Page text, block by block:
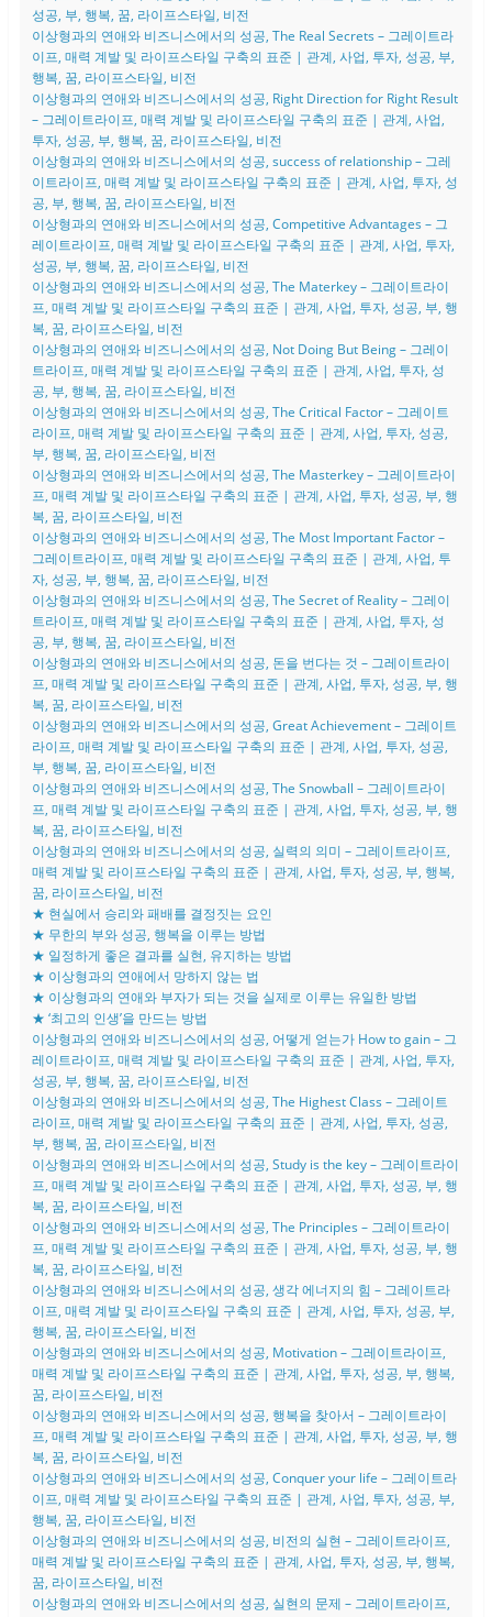
성공, 부, 행복, 꿈, 라이프스타일, 비전
이상형과의 연애와 비즈니스에서의 성공, The Real Secrets – 그레이트라
이프, 매력 계발 및 라이프스타일 구축의 표준 | 관계, 사업, 투자, 성공, 부,
행복, 꿈, 라이프스타일, 비전
이상형과의 연애와 비즈니스에서의 성공, Right Direction for Right Result
– 그레이트라이프, 매력 계발 및 라이프스타일 구축의 표준 | 관계, 사업,
투자, 성공, 부, 행복, 꿈, 라이프스타일, 비전
이상형과의 연애와 비즈니스에서의 성공, success of relationship – 그레
이트라이프, 매력 계발 및 라이프스타일 구축의 표준 | 관계, 사업, 투자, 성
공, 부, 행복, 꿈, 라이프스타일, 비전
이상형과의 연애와 비즈니스에서의 성공, Competitive Advantages – 그
레이트라이프, 매력 계발 및 라이프스타일 구축의 표준 | 관계, 사업, 투자,
성공, 부, 행복, 꿈, 라이프스타일, 비전
이상형과의 연애와 비즈니스에서의 성공, The Materkey – 그레이트라이
프, 매력 계발 및 라이프스타일 구축의 표준 | 관계, 사업, 투자, 성공, 부, 행
복, 꿈, 라이프스타일, 비전
이상형과의 연애와 비즈니스에서의 성공, Not Doing But Being – 그레이
트라이프, 매력 계발 및 라이프스타일 구축의 표준 | 관계, 사업, 투자, 성
공, 부, 행복, 꿈, 라이프스타일, 비전
이상형과의 연애와 비즈니스에서의 성공, The Critical Factor – 그레이트
라이프, 매력 계발 및 라이프스타일 구축의 표준 | 관계, 사업, 투자, 성공,
부, 행복, 꿈, 라이프스타일, 비전
이상형과의 연애와 비즈니스에서의 성공, The Masterkey – 그레이트라이
프, 매력 계발 및 라이프스타일 구축의 표준 | 관계, 사업, 투자, 성공, 부, 행
복, 꿈, 라이프스타일, 비전
이상형과의 연애와 비즈니스에서의 성공, The Most Important Factor –
그레이트라이프, 매력 계발 및 라이프스타일 구축의 표준 | 관계, 사업, 투
자, 성공, 부, 행복, 꿈, 라이프스타일, 비전
이상형과의 연애와 비즈니스에서의 성공, The Secret of Reality – 그레이
트라이프, 매력 계발 및 라이프스타일 구축의 표준 | 관계, 사업, 투자, 성
공, 부, 행복, 꿈, 라이프스타일, 비전
이상형과의 연애와 비즈니스에서의 성공, 돈을 번다는 것 – 그레이트라이
프, 매력 계발 및 라이프스타일 구축의 표준 | 관계, 사업, 투자, 성공, 부, 행
복, 꿈, 라이프스타일, 비전
이상형과의 연애와 비즈니스에서의 성공, Great Achievement – 그레이트
라이프, 매력 계발 및 라이프스타일 구축의 표준 | 관계, 사업, 투자, 성공,
부, 행복, 꿈, 라이프스타일, 비전
이상형과의 연애와 비즈니스에서의 성공, The Snowball – 그레이트라이
프, 매력 계발 및 라이프스타일 구축의 표준 | 관계, 사업, 투자, 성공, 부, 행
복, 꿈, 라이프스타일, 비전
이상형과의 연애와 비즈니스에서의 성공, 실력의 의미 – 그레이트라이프,
매력 계발 및 라이프스타일 구축의 표준 | 관계, 사업, 투자, 성공, 부, 행복,
꿈, 라이프스타일, 비전
★ 현실에서 승리와 패배를 결정짓는 요인
★ 무한의 부와 성공, 행복을 이루는 방법
★ 일정하게 좋은 결과를 실현, 유지하는 방법
★ 이상형과의 연애에서 망하지 않는 법
★ 이상형과의 연애와 부자가 되는 것을 실제로 이루는 유일한 방법
★ ‘최고의 인생’을 만드는 방법
이상형과의 연애와 비즈니스에서의 성공, 어떻게 얻는가 How to gain – 그
레이트라이프, 매력 계발 및 라이프스타일 구축의 표준 | 관계, 사업, 투자,
성공, 부, 행복, 꿈, 라이프스타일, 비전
이상형과의 연애와 비즈니스에서의 성공, The Highest Class – 그레이트
라이프, 매력 계발 및 라이프스타일 구축의 표준 | 관계, 사업, 투자, 성공,
부, 행복, 꿈, 라이프스타일, 비전
이상형과의 연애와 비즈니스에서의 성공, Study is the key – 그레이트라이
프, 매력 계발 및 라이프스타일 구축의 표준 | 관계, 사업, 투자, 성공, 부, 행
복, 꿈, 라이프스타일, 비전
이상형과의 연애와 비즈니스에서의 성공, The Principles – 그레이트라이
프, 매력 계발 및 라이프스타일 구축의 표준 | 관계, 사업, 투자, 성공, 부, 행
복, 꿈, 라이프스타일, 비전
이상형과의 연애와 비즈니스에서의 성공, 생각 에너지의 힘 – 그레이트라
이프, 매력 계발 및 라이프스타일 구축의 표준 | 관계, 사업, 투자, 성공, 부,
행복, 꿈, 라이프스타일, 비전
이상형과의 연애와 비즈니스에서의 성공, Motivation – 그레이트라이프,
매력 계발 및 라이프스타일 구축의 표준 | 관계, 사업, 투자, 성공, 부, 행복,
꿈, 라이프스타일, 비전
이상형과의 연애와 비즈니스에서의 성공, 행복을 찾아서 – 그레이트라이
프, 매력 계발 및 라이프스타일 구축의 표준 | 관계, 사업, 투자, 성공, 부, 행
복, 꿈, 라이프스타일, 비전
이상형과의 연애와 비즈니스에서의 성공, Conquer your life – 그레이트라
이프, 매력 계발 및 라이프스타일 구축의 표준 | 관계, 사업, 투자, 성공, 부,
행복, 꿈, 라이프스타일, 비전
이상형과의 연애와 비즈니스에서의 성공, 비전의 실현 – 그레이트라이프,
매력 계발 및 라이프스타일 구축의 표준 | 관계, 사업, 투자, 성공, 부, 행복,
꿈, 라이프스타일, 비전
이상형과의 연애와 비즈니스에서의 성공, 실현의 문제 – 그레이트라이프,